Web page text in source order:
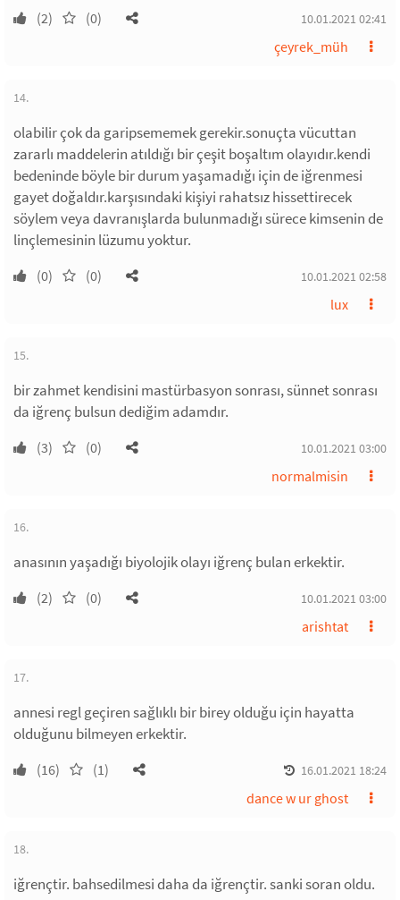
(2) (0) 10.01.2021 02:41
çeyrek_müh
14.
olabilir çok da garipsememek gerekir.sonuçta vücuttan
zararlı maddelerin atıldığı bir çeşit boşaltım olayıdır.kendi
bedeninde böyle bir durum yaşamadığı için de iğrenmesi
gayet doğaldır.karşısındaki kişiyi rahatsız hissettirecek
söylem veya davranışlarda bulunmadığı sürece kimsenin de
linçlemesinin lüzumu yoktur.
(0) (0) 10.01.2021 02:58
lux
15.
bir zahmet kendisini mastürbasyon sonrası, sünnet sonrası
da iğrenç bulsun dediğim adamdır.
(3) (0) 10.01.2021 03:00
normalmisin
16.
anasının yaşadığı biyolojik olayı iğrenç bulan erkektir.
(2) (0) 10.01.2021 03:00
arishtat
17.
annesi regl geçiren sağlıklı bir birey olduğu için hayatta
olduğunu bilmeyen erkektir.
(16) (1) 16.01.2021 18:24
dance w ur ghost
18.
iğrençtir. bahsedilmesi daha da iğrençtir. sanki soran oldu.